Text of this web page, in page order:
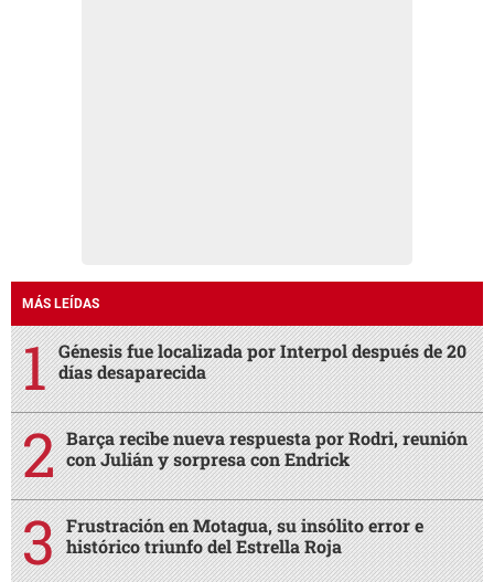
MÁS LEÍDAS
Génesis fue localizada por Interpol después de 20
días desaparecida
Barça recibe nueva respuesta por Rodri, reunión
con Julián y sorpresa con Endrick
Frustración en Motagua, su insólito error e
histórico triunfo del Estrella Roja